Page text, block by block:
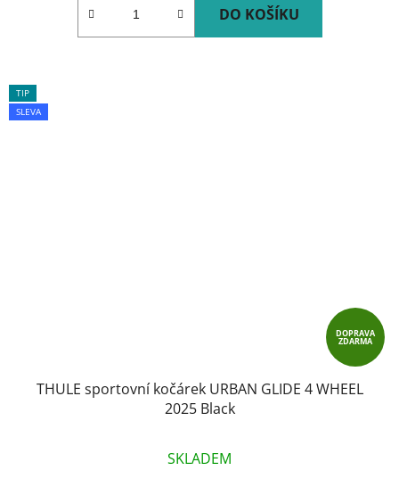
DO KOŠÍKU
TIP
SLEVA
DOPRAVA
ZDARMA
THULE sportovní kočárek URBAN GLIDE 4 WHEEL
2025 Black
SKLADEM